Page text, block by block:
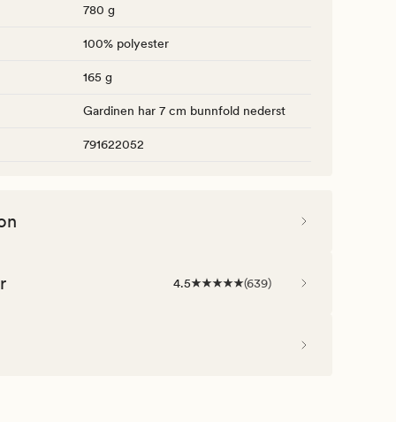
780 g
100% polyester
165 g
Gardinen har 7 cm bunnfold nederst
791622052
4.5 (639)